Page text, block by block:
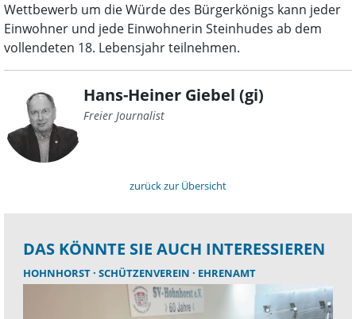
Wettbewerb um die Würde des Bürgerkönigs kann jeder
Einwohner und jede Einwohnerin Steinhudes ab dem
vollendeten 18. Lebensjahr teilnehmen.
Hans-Heiner Giebel (gi)
Freier Journalist
zurück zur Übersicht
DAS KÖNNTE SIE AUCH INTERESSIEREN
HOHNHORST SCHÜTZENVEREIN EHRENAMT